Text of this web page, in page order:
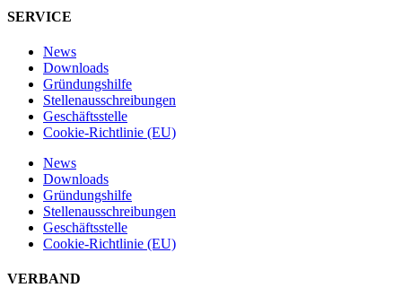
SERVICE
News
Downloads
Gründungshilfe
Stellen­ausschreibungen
Geschäftsstelle
Cookie-Richtlinie (EU)
News
Downloads
Gründungshilfe
Stellen­ausschreibungen
Geschäftsstelle
Cookie-Richtlinie (EU)
VERBAND